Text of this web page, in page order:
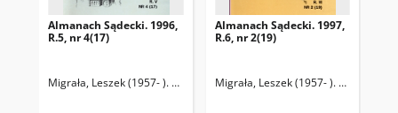
Almanach Sądecki. 1996,
R.5, nr 4(17)
Migrała, Leszek (1957- ). Redaktor naczelny
Almanach Sądecki. 1997,
R.6, nr 2(19)
Migrała, Leszek (1957- ). Redaktor